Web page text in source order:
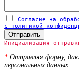
Согласие на
с политикой
Отправить
Инициализация
* Отправляя форму,
персональных данных